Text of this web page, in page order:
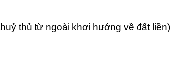
thủ từ ngoài khơi hướng về đất liền)